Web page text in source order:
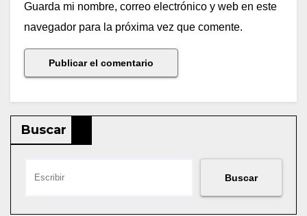
Guarda mi nombre, correo electrónico y web en este
navegador para la próxima vez que comente.
Buscar
Buscar